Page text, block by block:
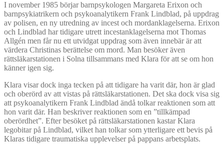
I november 1985 börjar barnpsykologen Margareta Erixon och
barnpsykiatrikern och psykoanalytikern Frank Lindblad, på uppdrag
av polisen, en ny utredning av incest och mordanklagelserna. Erixon
och Lindblad har tidigare utrett incestanklagelserna mot Thomas
Allgén men får nu ett utvidgat uppdrag som även innebär är att
värdera Christinas berättelse om mord. Man besöker även
rättsläkarstationen i Solna tillsammans med Klara för att se om hon
känner igen sig.
Klara visar dock inga tecken på att tidigare ha varit där, hon är glad
och oberörd av att vistas på rättsläkarstationen. Det ska dock visa sig
att psykoanalytikern Frank Lindblad ändå tolkar reaktionen som att
hon varit där. Han beskriver reaktionen som en ”tillkämpad
oberördhet”. Efter besöket på rättsläkarstationen kastar Klara
legobitar på Lindblad, vilket han tolkar som ytterligare ett bevis på
Klaras tidigare traumatiska upplevelser på pappans arbetsplats.